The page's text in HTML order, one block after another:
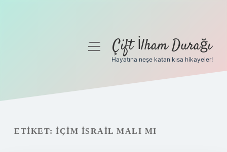
Gizlilik Politikası
menüyüÇift İlham Durağı
Hayatına neşe katan kısa hikayeler!
ETIKET: İÇIM İSRAIL MALI MI